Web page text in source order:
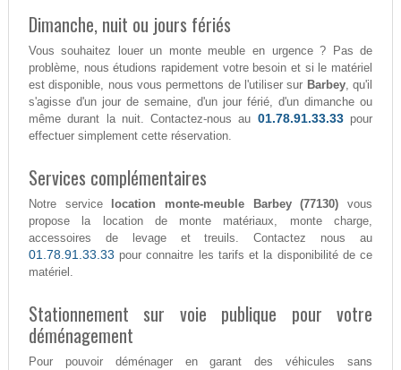
Dimanche, nuit ou jours fériés
Vous souhaitez louer un monte meuble en urgence ? Pas de
problème, nous étudions rapidement votre besoin et si le matériel
est disponible, nous vous permettons de l'utiliser sur Barbey, qu'il
s'agisse d'un jour de semaine, d'un jour férié, d'un dimanche ou
même durant la nuit. Contactez-nous au 01.78.91.33.33 pour
effectuer simplement cette réservation.
Services complémentaires
Notre service location monte-meuble Barbey (77130) vous
propose la location de monte matériaux, monte charge,
accessoires de levage et treuils. Contactez nous au
01.78.91.33.33 pour connaitre les tarifs et la disponibilité de ce
matériel.
Stationnement sur voie publique pour votre
déménagement
Pour pouvoir déménager en garant des véhicules sans